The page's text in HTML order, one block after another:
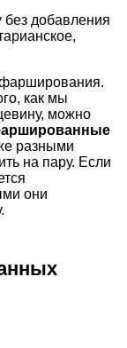
без добавления
как мы
можно
разными
на пару. Если
они